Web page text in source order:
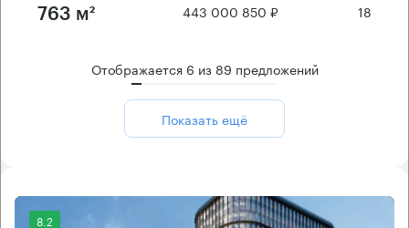
763 м² 443 000 850 ₽ 18
Отображается 6 из 89 предложений
Показать ещё
8.2